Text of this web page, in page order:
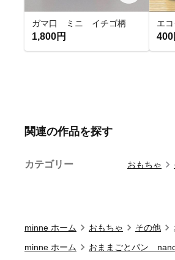
ガマ口 ミニ イチゴ柄
1,800円
エ
400
関連の作品を探す
カテゴリー おもちゃ
minne ホーム おもちゃ その他
minne ホーム
おままごとパン